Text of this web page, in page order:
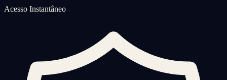
Acesso Instantâneo